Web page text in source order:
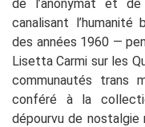
de l’anonymat et de
canalisant
des années 1960 —
Lisetta Carmi sur les
communautés trans
conféré à la
dépourvu de